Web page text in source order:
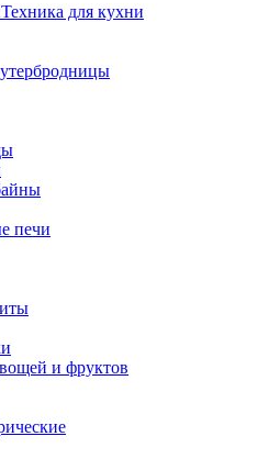
Техника для кухни
печи
и фруктов